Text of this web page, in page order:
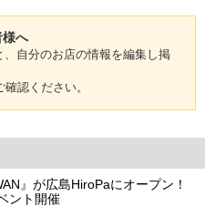
様へ
自分のお店の情報を編集し掲
確認ください。
』が広島HiroPaにオープン！
ント開催